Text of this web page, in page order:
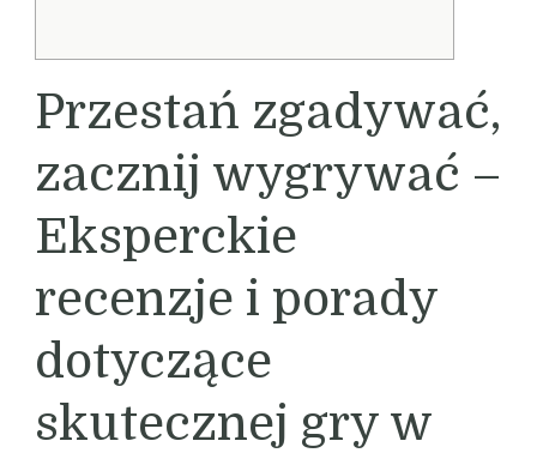
Przestań zgadywać,
zacznij wygrywać –
Eksperckie
recenzje i porady
dotyczące
skutecznej gry w